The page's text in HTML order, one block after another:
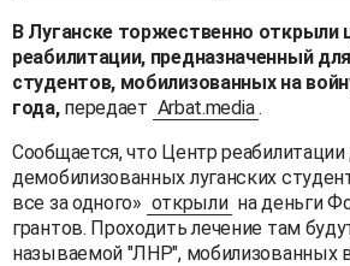
В Луганске торжественно открыли
реабилитации, предназначенный
студентов, мобилизованных на
года,передает Arbat.media .
Сообщается, что Центр реабилитации
демобилизованных луганских
все за одного» открыли на деньги
грантов. Проходить лечение там
называемой "ЛНР", мобилизованных